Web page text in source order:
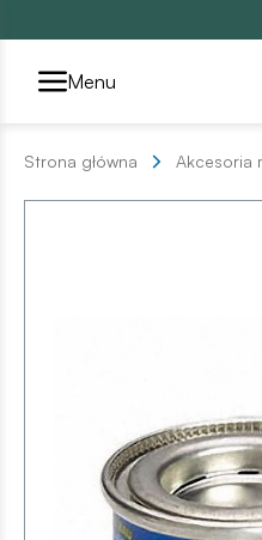
Przełącznik
Menu
Strona główna Akcesoria